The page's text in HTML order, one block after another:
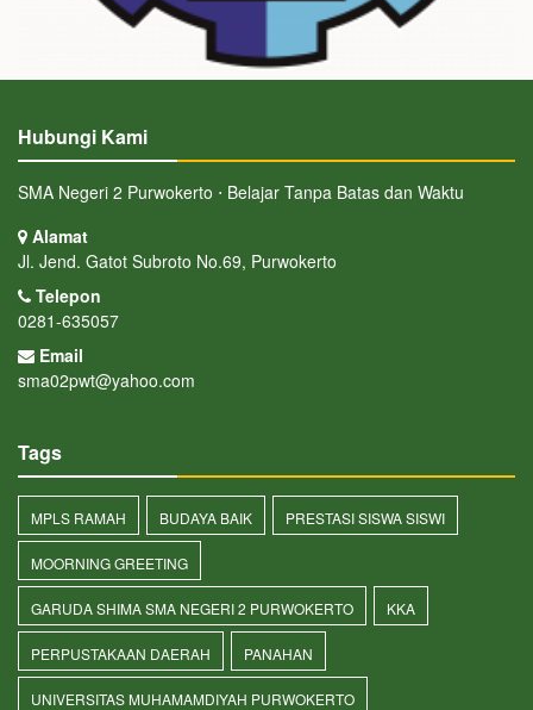
Hubungi Kami
SMA Negeri 2 Purwokerto ⋅ Belajar Tanpa Batas dan Waktu
Alamat
Jl. Jend. Gatot Subroto No.69, Purwokerto
Telepon
0281-635057
Email
sma02pwt@yahoo.com
Tags
MPLS RAMAH BUDAYA BAIK PRESTASI SISWA SISWI
MOORNING GREETING
GARUDA SHIMA SMA NEGERI 2 PURWOKERTO KKA
PERPUSTAKAAN DAERAH PANAHAN
UNIVERSITAS MUHAMAMDIYAH PURWOKERTO